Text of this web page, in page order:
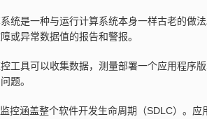
统是一种与运行计算系统本身一样古老的做
或异常数据值的报告和警报。
工具可以收集数据，测量部署一个应用程序
题。
控涵盖整个软件开发生命周期（SDLC）。